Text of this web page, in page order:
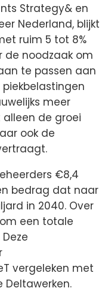
Strategy& en
Nederland, blijkt
ruim 5 tot 8%
de noodzaak om
te passen aan
meer
de groei
ook de
€8,4
bedrag dat naar
in 2040. Over
een totale
vergeleken met